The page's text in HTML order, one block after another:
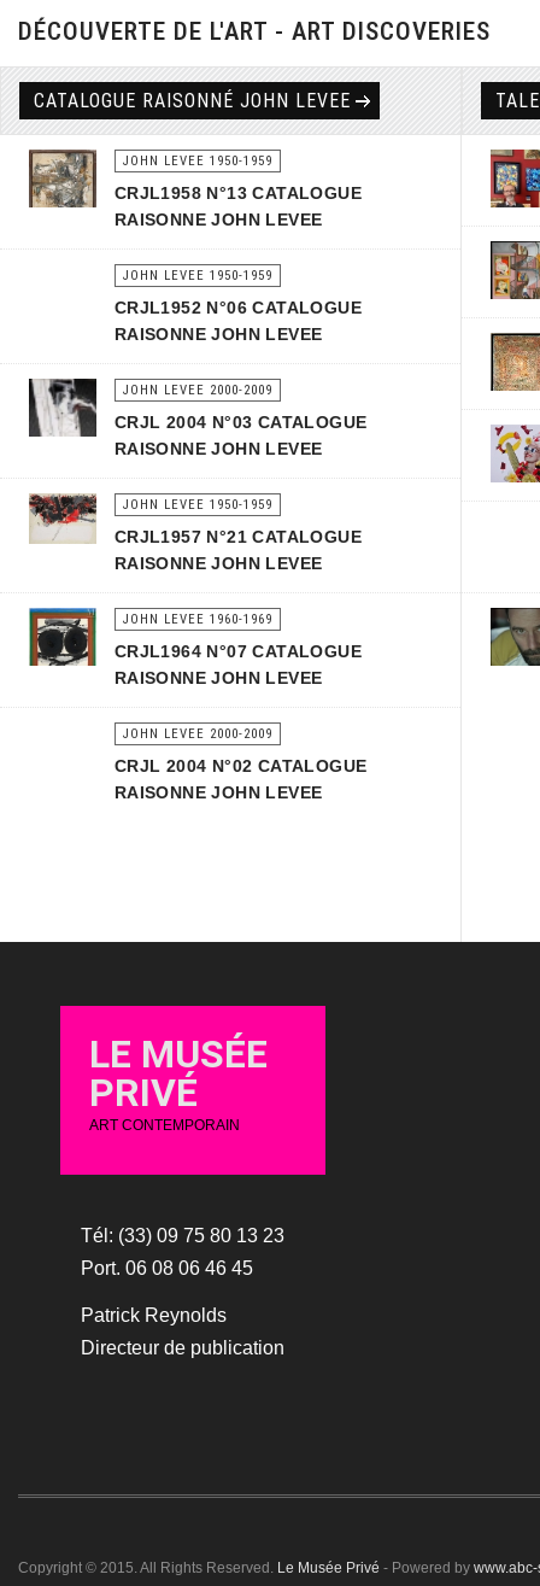
DÉCOUVERTE DE L'ART - ART DISCOVERIES
CATALOGUE RAISONNÉ JOHN LEVEE
JOHN LEVEE 1950-1959
CRJL1958 N°13 CATALOGUE
RAISONNE JOHN LEVEE
JOHN LEVEE 1950-1959
CRJL1952 N°06 CATALOGUE
RAISONNE JOHN LEVEE
JOHN LEVEE 2000-2009
CRJL 2004 N°03 CATALOGUE
RAISONNE JOHN LEVEE
JOHN LEVEE 1950-1959
CRJL1957 N°21 CATALOGUE
RAISONNE JOHN LEVEE
JOHN LEVEE 1960-1969
CRJL1964 N°07 CATALOGUE
RAISONNE JOHN LEVEE
JOHN LEVEE 2000-2009
CRJL 2004 N°02 CATALOGUE
RAISONNE JOHN LEVEE
LE MUSÉE
PRIVÉ
ART CONTEMPORAIN
Tél: (33) 09 75 80 13 23
Port. 06 08 06 46 45
Patrick Reynolds
Directeur de publication
Copyright © 2015. All Rights Reserved. Le Musée Privé - Powered by